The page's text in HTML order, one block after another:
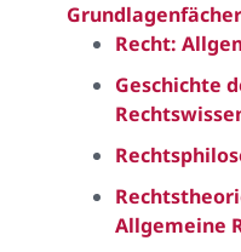
Grundlagenfächer
Recht:
Geschichte
Allgemeine